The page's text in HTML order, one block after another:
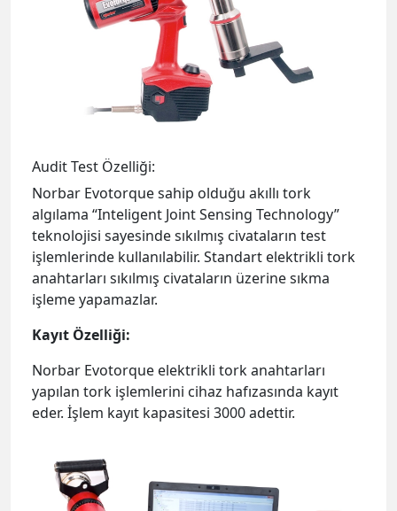
Norbar Evotorque sahip olduğu akıllı tork
algılama “Inteligent Joint Sensing Technology”
teknolojisi sayesinde sıkılmış civataların test
anahtarları sıkılmış civataların üzerine sıkma
işleme yapamazlar.
Kayıt Özelliği:
Norbar Evotorque elektrikli tork anahtarları
yapılan tork işlemlerini cihaz hafızasında kayıt
eder. İşlem kayıt kapasitesi 3000 adettir.